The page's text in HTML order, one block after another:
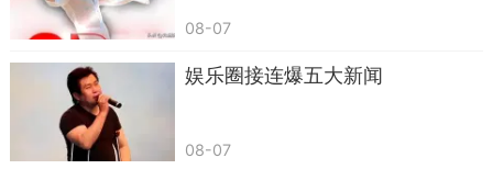
08-07
娱乐圈接连爆五大新闻
08-07